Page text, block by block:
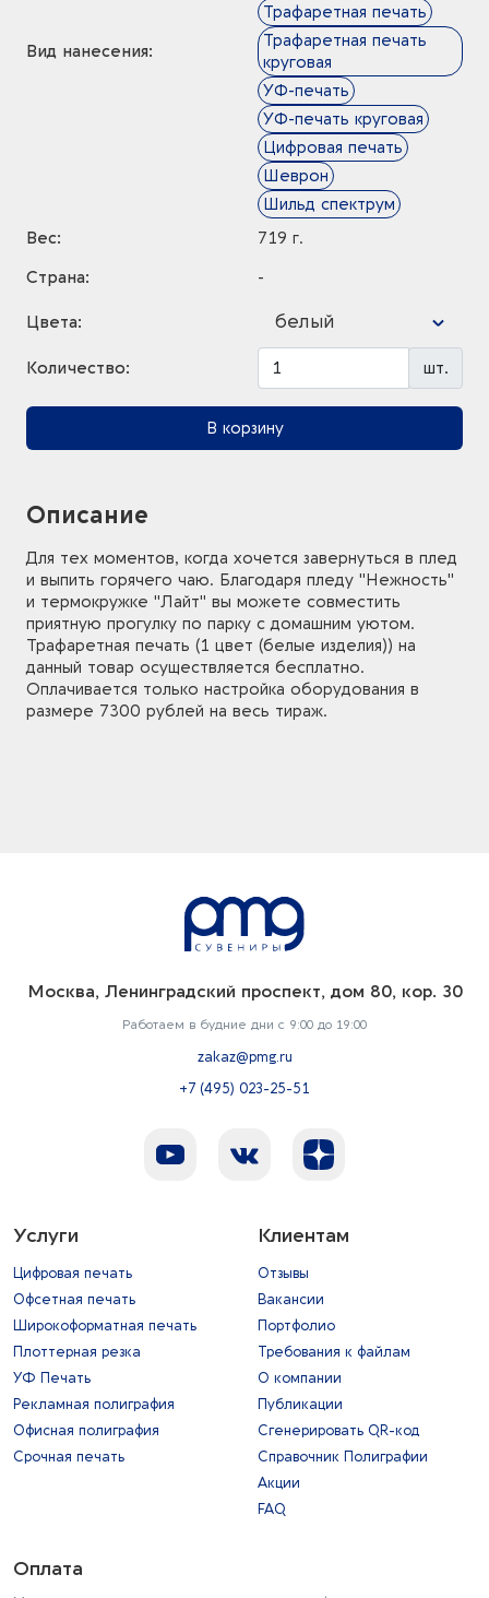
Вид нанесения:
Трафаретная печать
Трафаретная печать
круговая
УФ-печать
УФ-печать круговая
Цифровая печать
Шеврон
Шильд спектрум
Вес:
719 г.
Страна:
-
Цвета: белый
Количество: шт.
В корзину
Описание
Для тех моментов, когда хочется завернуться в плед
и выпить горячего чаю. Благодаря пледу "Нежность"
и термокружке "Лайт" вы можете совместить
приятную прогулку по парку с домашним уютом.
Трафаретная печать (1 цвет (белые изделия)) на
данный товар осуществляется бесплатно.
Оплачивается только настройка оборудования в
размере 7300 рублей на весь тираж.
Москва, Ленинградский проспект, дом 80, кор. 30
Работаем в будние дни с 9:00 до 19:00
zakaz@pmg.ru
+7 (495) 023-25-51
Услуги
Цифровая печать
Офсетная печать
Широкоформатная печать
Плоттерная резка
УФ Печать
Рекламная полиграфия
Офисная полиграфия
Срочная печать
Клиентам
Отзывы
Вакансии
Портфолио
Требования к файлам
О компании
Публикации
Сгенерировать QR-код
Справочник Полиграфии
Акции
FAQ
Оплата